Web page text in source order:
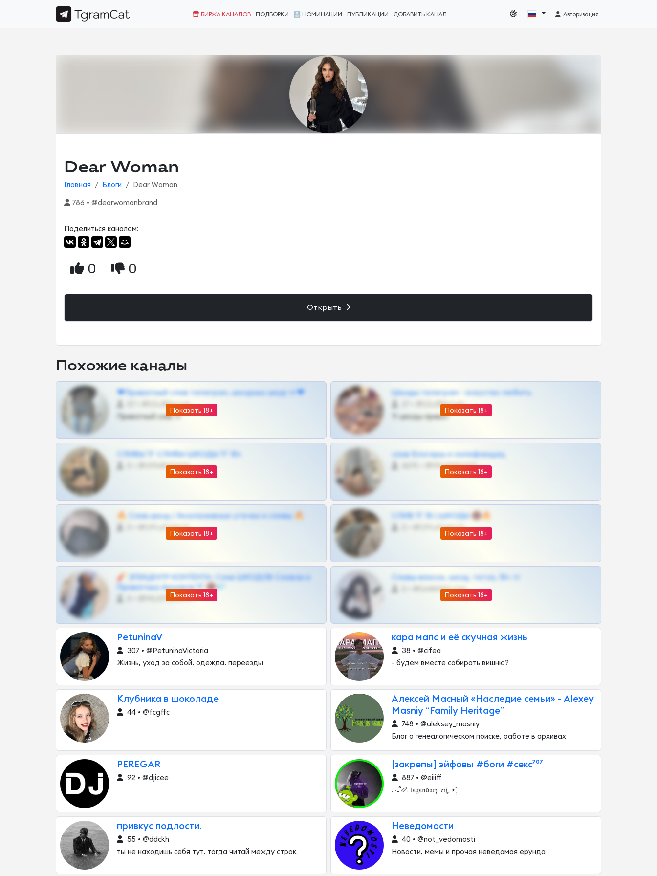
БИРЖА КАНАЛОВ ПОДБОРКИ 🔝 НОМИНАЦИИ ПУБЛИКАЦИИ ДОБАВИТЬ КАНАЛ Авторизация
Dear Woman
Главная Блоги Dear Woman
786 • @dearwomanbrand
Поделиться каналом:
0 0
Открыть
Похожие каналы
Показать 18+
❤Приватный слив телеграм, шкодных шкур тг❤
@SZu3ll3sCatt_bot
Приватный слив тг
Показать 18+
Шкоды телеграм - искуство любить
@SZu3ll3sCatt_bot
Тг шкоды приват
Показать 18+
СЛИВЫ ТГ СЛИВЫ ШКОДЫ ТГ 18+
@VIPARHIVS55BOT
Показать 18+
слив блогерш и онлифанщиц
@MILKPRIVATES39BOT
Показать 18+
🔥 Слив шкод | Эксклюзивные утечки и сливы 🔥
@OPLATAPODPSK1BOT
Показать 18+
СЛИВ ТГ 18 | ШКОДЫ 🔞🔥
@OPLATAPODPSK1BOT
Показать 18+
🧨 ЭПИЦЕНТР КОНТЕНТА: Слив ШКОДОВ Сливов и
Приватных Архивов ТГ 🔞💎
@MILKPRIVATES39BOT
Показать 18+
Сливы вписок, шкод, теток, 18+ тг
@DARK15FLOWSBOT
PetuninaV
307 • @PetuninaVictoria
Жизнь, уход за собой, одежда, переезды
кара мапс и её скучная жизнь
38 • @cifea
- будем вместе собирать вишню?
Клубника в шоколаде
44 • @fcgffc
Алексей Масный «Наследие семьи» - Alexey
Masniy “Family Heritage”
748 • @aleksey_masniy
Блог о генеалогическом поиске, работе в архивах
PEREGAR
92 • @djicee
[закрепы] эйфовы #боги #секс⁷⁰⁷
887 • @eiiiff
. ‧₊˚ ␥. 𝔩𝔢𝔤𝔢𝔫𝔡𝔞𝔯𝛾 𝔢𝔦𝔣 ֶָ ⭑ࣶࣸ
привкус подлости.
55 • @ddckh
ты не находишь себя тут, тогда читай между строк.
Неведомости
40 • @not_vedomosti
Новости, мемы и прочая неведомая ерунда